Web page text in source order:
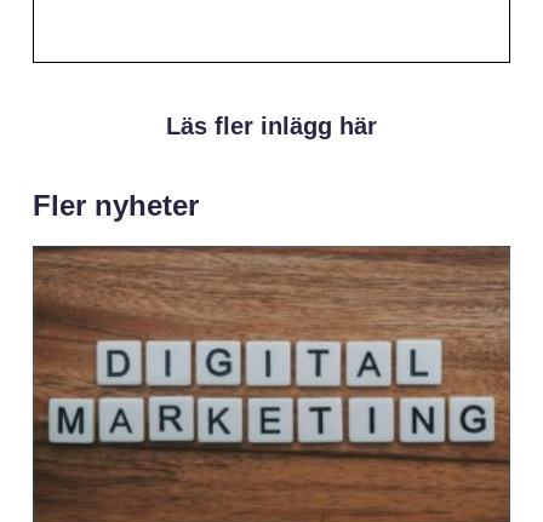
Läs fler inlägg här
Fler nyheter